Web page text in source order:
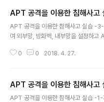
APT 공격을 이용한 침해사고
APT 공격을 이용한 침해사고 실습 -
여 외부망, 방화벽, 내부망을 설정하고
를 공격하여 값을 빼내는 실습을 진행해
더 빠르다. APT 공격을 위한 구성도는
0 0 2018. 4. 27.
APT 공격을 이용한 침해사고
APT 공격을 이용한 침해사고 실습 -